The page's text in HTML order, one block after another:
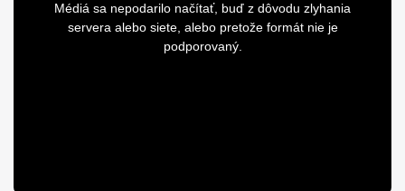
Médiá sa nepodarilo načítať, buď z dôvodu zlyhania
servera alebo siete, alebo pretože formát nie je
podporovaný.